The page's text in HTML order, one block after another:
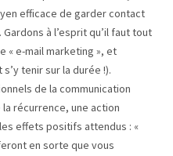
efficace de garder contact
à l’esprit qu’il faut tout
« e-mail marketing », et
tenir sur la durée !).
de la communication
récurrence, une action
effets positifs attendus : «
en sorte que vous